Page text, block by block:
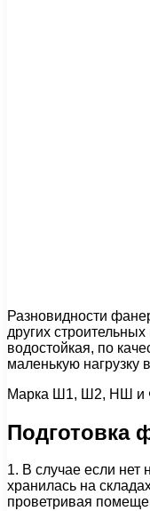
Разновидности
других
водостойкая, по
маленькую нагрузку
Марка Ш1, Ш2, НШ и
Подготовка
1. В случае если нет
хранилась на
проветривая